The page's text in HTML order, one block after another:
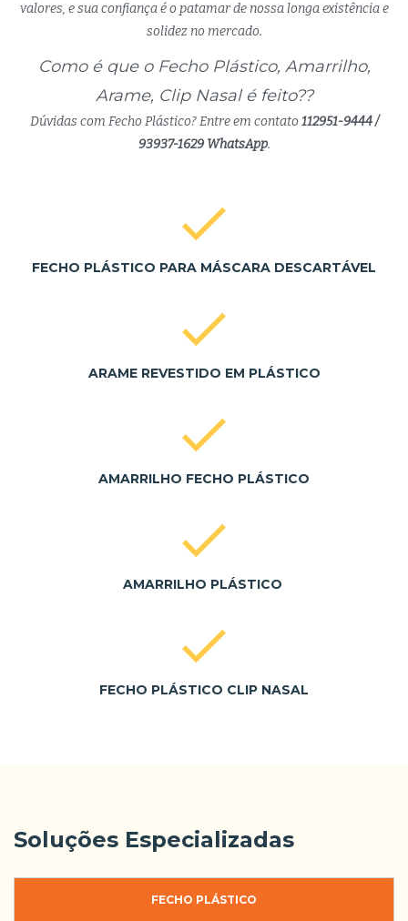
valores, e sua confiança é o patamar de nossa longa existência e
solidez no mercado.
Como é que o Fecho Plástico, Amarrilho,
Arame, Clip Nasal é feito??
Dúvidas com Fecho Plástico? Entre em contato 112951-9444 /
93937-1629 WhatsApp.
FECHO PLÁSTICO PARA MÁSCARA DESCARTÁVEL
ARAME REVESTIDO EM PLÁSTICO
AMARRILHO FECHO PLÁSTICO
AMARRILHO PLÁSTICO
FECHO PLÁSTICO CLIP NASAL
Soluções Especializadas
FECHO PLÁSTICO